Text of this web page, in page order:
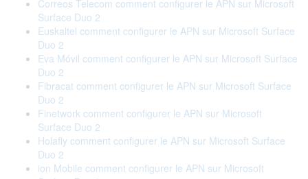
Correos Telecom comment configurer le APN sur Microsoft
Surface Duo 2
Euskaltel comment configurer le APN sur Microsoft Surface
Duo 2
Eva Móvil comment configurer le APN sur Microsoft Surface
Duo 2
Fibracat comment configurer le APN sur Microsoft Surface
Duo 2
Finetwork comment configurer le APN sur Microsoft
Surface Duo 2
Holafly comment configurer le APN sur Microsoft Surface
Duo 2
ion Mobile comment configurer le APN sur Microsoft